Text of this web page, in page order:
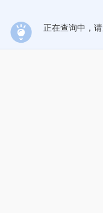
正在查询中，